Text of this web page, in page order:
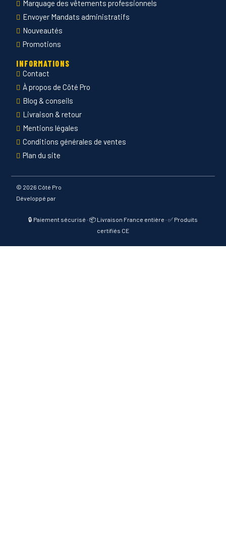
Marquage des vêtements professionnels
Envoyer Mandats administratifs
Nouveautés
Promotions
INFORMATIONS
Contact
À propos de Côté Pro
Blog & conseils
Livraison & retour
Mentions légales
Conditions générales de ventes
Plan du site
© 2026 Côté Pro
Développé par
🔒 Paiement sécurisé · 📦 Livraison France entière · ✅ Produits
certifiés CE